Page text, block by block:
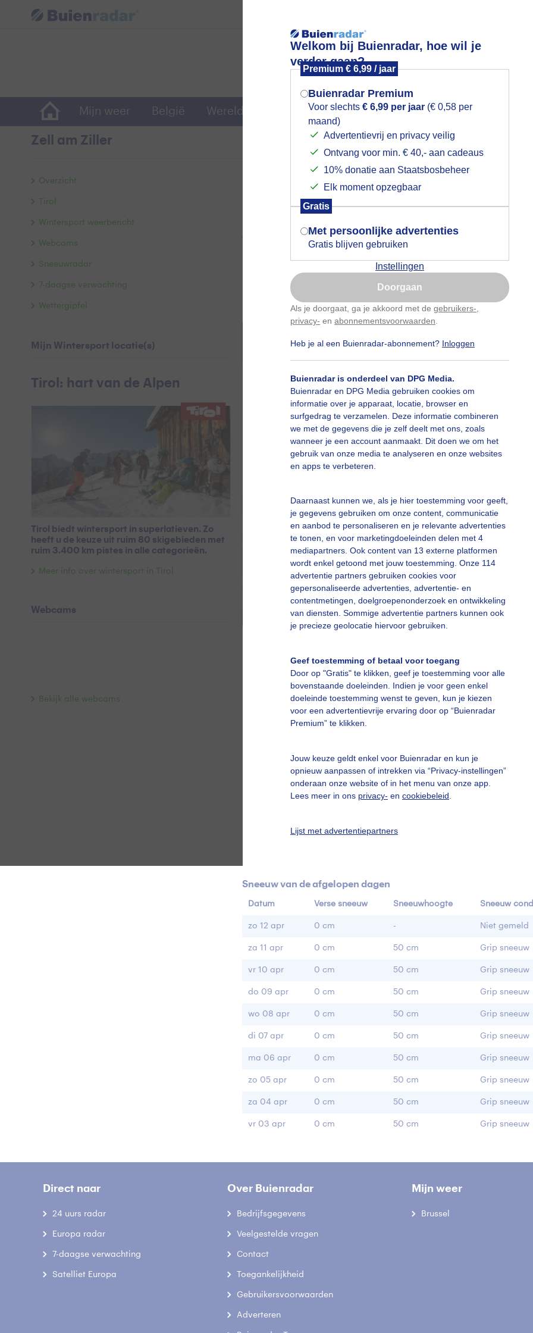
Welkom bij Buienradar, hoe wil je
verder gaan?
Premium € 6,99 / jaar
Buienradar Premium
Voor slechts € 6,99 per jaar (€ 0,58 per
maand)
Advertentievrij en privacy veilig
Ontvang voor min. € 40,- aan cadeaus
10% donatie aan Staatsbosbeheer
Elk moment opzegbaar
Gratis
Met persoonlijke advertenties
Gratis blijven gebruiken
Instellingen
Doorgaan
Als je doorgaat, ga je akkoord met de gebruikers-
privacy- en abonnementsvoorwaarden
Heb je al een Buienradar-abonnement? Inloggen
Buienradar is onderdeel van DPG Media.
Buienradar en DPG Media gebruiken cookies om
informatie over je apparaat, locatie, browser en
surfgedrag te verzamelen. Deze informatie combineren
we met de gegevens die je zelf deelt met ons, zoals
wanneer je een account aanmaakt. Dit doen we om het
gebruik van onze media te analyseren en onze websites
en apps te verbeteren.
Daarnaast kunnen we, als je hier toestemming voor geeft,
je gegevens gebruiken om onze content, communicatie
en aanbod te personaliseren en je relevante advertenties
te tonen, en voor marketingdoeleinden delen met 4
mediapartners. Ook content van 13 externe platformen
wordt enkel getoond met jouw toestemming. Onze 114
advertentie partners gebruiken cookies voor
gepersonaliseerde advertenties, advertentie- en
contentmetingen, doelgroepenonderzoek en ontwikkeling
van diensten. Sommige advertentie partners kunnen ook
je precieze geolocatie hiervoor gebruiken.
Geef toestemming of betaal voor toegang
Door op "Gratis" te klikken, geef je toestemming voor alle
bovenstaande doeleinden. Indien je voor geen enkel
doeleinde toestemming wenst te geven, kun je kiezen
voor een advertentievrije ervaring door op “Buienradar
Premium” te klikken.
Jouw keuze geldt enkel voor Buienradar en kun je
opnieuw aanpassen of intrekken via “Privacy-instellingen”
onderaan onze website of in het menu van onze app.
Lees meer in ons privacy- en cookiebeleid
Lijst met advertentiepartners
Mijn weer België Wereldwijd Weerzine
Zell am Ziller
Skigebied Zillertal Arena - Zell / Gerlos
-
-
-/-
Sneeuw
Temperatuur
01:50
01:40 02:00 02:20 02:40 03:00
Informatie Zillertal Arena - Zell / Gerlos:
Laatste sneeuwval
Laatste piste lengte -
Halfpipe open
Open pistes
Sneeuwconditie
Sneeuw van de afgelopen dagen
Datum Verse sneeuw Sneeuwhoogte Sneeuw
zo 12 apr 0 cm - Niet gemeld
za 11 apr 0 cm 50 cm Grip sneeuw
vr 10 apr 0 cm 50 cm Grip sneeuw
do 09 apr 0 cm 50 cm Grip sneeuw
wo 08 apr 0 cm 50 cm Grip sneeuw
di 07 apr 0 cm 50 cm Grip sneeuw
ma 06 apr 0 cm 50 cm Grip sneeuw
zo 05 apr 0 cm 50 cm Grip sneeuw
za 04 apr 0 cm 50 cm Grip sneeuw
vr 03 apr 0 cm 50 cm Grip sneeuw
Overzicht
Tirol
Wintersport weerbericht
Webcams
Sneeuwradar
7-daagse verwachting
Wettergipfel
Mijn Wintersport locatie(s)
Tirol: hart van de Alpen
Tirol biedt wintersport in superlatieven. Zo
heeft u de keuze uit ruim 80 skigebieden met
ruim 3.400 km pistes in alle categorieën.
Meer info over wintersport in Tirol
Webcams
Bekijk alle webcams
Direct naar
24 uurs radar
Europa radar
7-daagse verwachting
Satelliet Europa
Over Buienradar
Bedrijfsgegevens
Veelgestelde vragen
Contact
Toegankelijkheid
Gebruikersvoorwaarden
Adverteren
Mijn weer
Brussel
Mogen we je locatie gebruiken voor
het weer?
Indien je hier nog geen akkoord op hebt
gegeven, verschijnt er zo een pop-up uit
je browser waarin deze toestemming
gevraagd wordt.
Is goed, toon de popup
Nu niet, misschien later
Gebruik je Safari en wil je niet elke dag deze pop-up
Klikhierom dit aan te passen